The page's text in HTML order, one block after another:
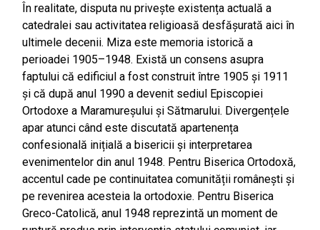
În realitate, disputa nu privește existența actuală a
catedralei sau activitatea religioasă desfășurată aici în
ultimele decenii. Miza este memoria istorică a
perioadei 1905–1948. Există un consens asupra
faptului că edificiul a fost construit între 1905 și 1911
și că după anul 1990 a devenit sediul Episcopiei
Ortodoxe a Maramureșului și Sătmarului. Divergențele
apar atunci când este discutată apartenența
confesională inițială a bisericii și interpretarea
evenimentelor din anul 1948. Pentru Biserica Ortodoxă,
accentul cade pe continuitatea comunității românești și
pe revenirea acesteia la ortodoxie. Pentru Biserica
Greco-Catolică, anul 1948 reprezintă un moment de